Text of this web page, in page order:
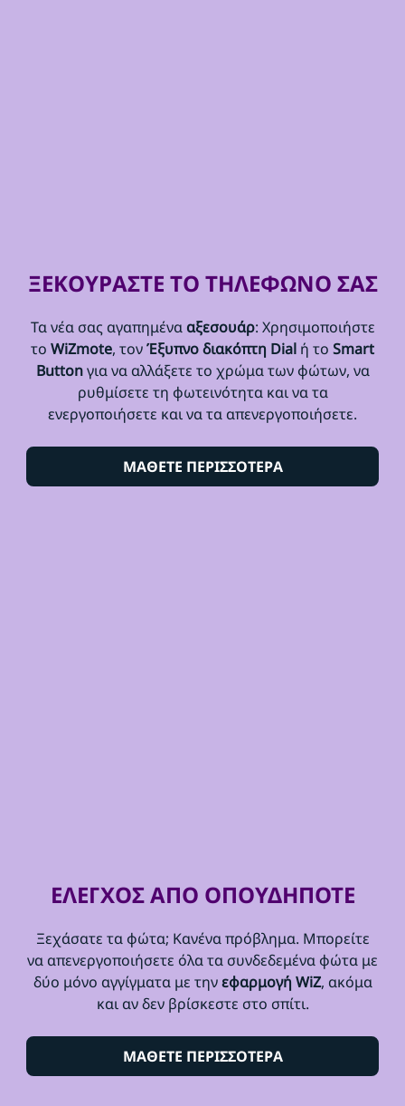
ΞΕΚΟΥΡΑΣΤΕ ΤΟ ΤΗΛΕΦΩΝΟ ΣΑΣ
Τα νέα σας αγαπημένα αξεσουάρ: Χρησιμοποιήστε
το WiZmote, τονΈξυπνο διακόπτη Dial ή το Smart
Buttonγια να αλλάξετε το χρώμα των φώτων, να
ρυθμίσετε τη φωτεινότητα και να τα
ενεργοποιήσετε και να τα απενεργοποιήσετε.
ΜΑΘΕΤΕ ΠΕΡΙΣΣΟΤΕΡΑ
ΕΛΕΓΧΟΣ ΑΠΟ ΟΠΟΥΔΗΠΟΤΕ
Ξεχάσατε τα φώτα; Κανένα πρόβλημα. Μπορείτε
να απενεργοποιήσετε όλα τα συνδεδεμένα φώτα με
δύο μόνο αγγίγματα με τηνεφαρμογή WiZ, ακόμα
και αν δεν βρίσκεστε στο σπίτι.
ΜΑΘΕΤΕ ΠΕΡΙΣΣΟΤΕΡΑ